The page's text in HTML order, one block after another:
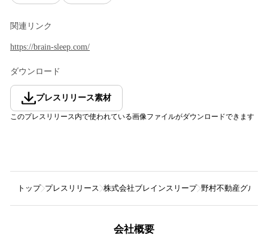
関連リンク
https://brain-sleep.com/
ダウンロード
プレスリリース素材
このプレスリリース内で使われている画像ファイルがダウンロードできます
トップ プレスリリース 株式会社ブレインスリープ 野村不動産グルー
会社概要